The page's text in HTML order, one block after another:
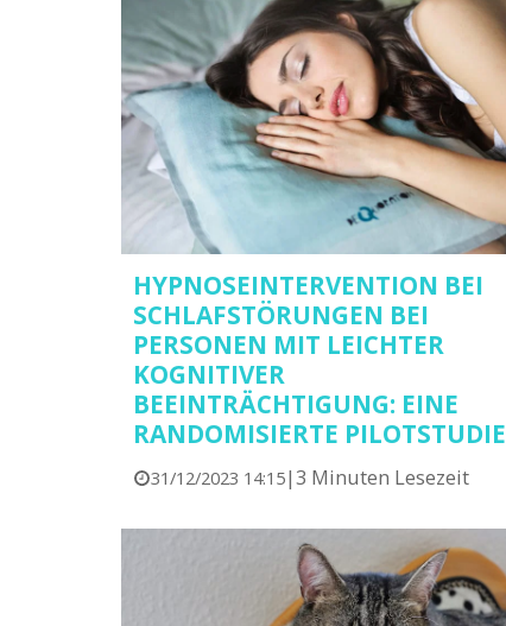
HYPNOSEINTERVENTION BEI
SCHLAFSTÖRUNGEN BEI
PERSONEN MIT LEICHTER
KOGNITIVER
BEEINTRÄCHTIGUNG: EINE
RANDOMISIERTE PILOTSTUDIE
31/12/2023 14:15|3 Minuten Lesezeit